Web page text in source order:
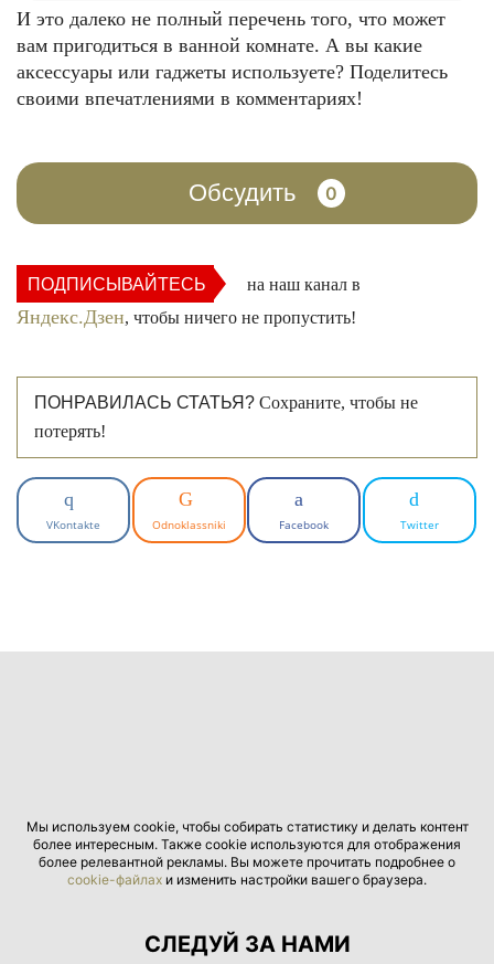
И это далеко не полный перечень того, что может
вам пригодиться в ванной комнате. А вы какие
аксессуары или гаджеты используете? Поделитесь
своими впечатлениями в комментариях!
Обсудить 0
ПОДПИСЫВАЙТЕСЬ на наш канал в
Яндекс.Дзен, чтобы ничего не пропустить!
ПОНРАВИЛАСЬ СТАТЬЯ? Сохраните, чтобы не
потерять!
VKontakte Odnoklassniki Facebook Twitter
Мы используем cookie, чтобы собирать статистику и делать контент
более интересным. Также cookie используются для отображения
более релевантной рекламы. Вы можете прочитать подробнее о
cookie-файлах и изменить настройки вашего браузера.
СЛЕДУЙ ЗА НАМИ